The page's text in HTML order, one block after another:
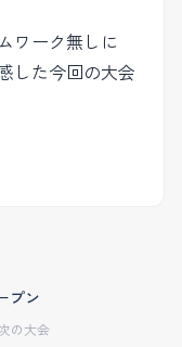
ワーク無しに
した今回の大会
プン
の大会